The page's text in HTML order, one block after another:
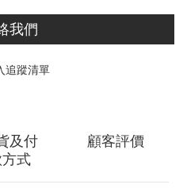
我們
追蹤清單
及付
式
顧客評價